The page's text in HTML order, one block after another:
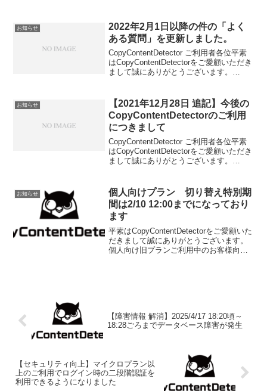
問い合わせ中です。しばら...
お知らせ
2022年2月1日以降の件の「よく
ある質問」を更新しました。
CopyContentDetector ご利用者各位平素
はCopyContentDetectorをご愛顧いただき
まして誠にありがとうございます。
併せてご確認ください...
お知らせ
【2021年12月28日 追記】今後の
CopyContentDetectorのご利用
につきまして
CopyContentDetector ご利用者各位平素
はCopyContentDetectorをご愛顧いただき
まして誠にありがとうございます。
併せてご確認くださ...
お知らせ
個人向けプラン 切り替え特別期
間は2/10 12:00までになっており
ます
平素はCopyContentDetectorをご愛顧いた
だきまして誠にありがとうございます。
個人向け旧プランご利用中のお客様向け
【障害情報 解消】2025/4/17 18:20頃～
18:28ごろまでデータベース障害が発生
【セキュリティ向上】マイクロプラン以
上のご利用でログイン時の二段階認証を
利用できるようになりました